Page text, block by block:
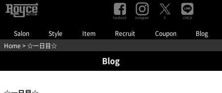
Salon Style Item Recruit Coupon Blog
Facebook Instagram X LINE@
Home > ☆一日目☆
Blog